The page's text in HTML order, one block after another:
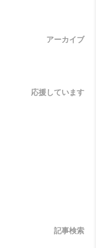
アーカイブ
応援しています
記事検索